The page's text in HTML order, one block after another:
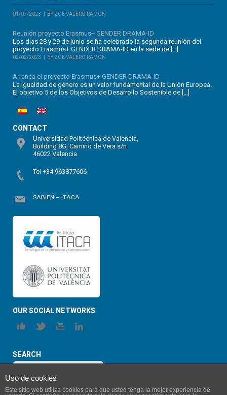
01/07/2023 BY ZOE VALERO RAMÓN
Reunión proyecto Erasmus+ GENDER DRAMA-ID
Los días 28 y 29 de junio se ha celebrado la segunda reunión del
proyecto Erasmus+ GENDER DRAMA-ID en la sede de […]
02/02/2023 BY ZOE VALERO RAMÓN
Arranca el proyecto Erasmus+ GENDER DRAMA-ID
La igualdad de género es un valor fundamental de la Unión Europea.
El objetivo 5 de los Objetivos de Desarrollo Sostenible de […]
CONTACT
Universidad Politécnica de Valencia,
Building 8G, Camino de Vera s/n
46022 Valencia
Tel +34 963877606
SABIEN – ITACA
OUR SOCIAL NETWORKS
SEARCH
Uso de cookies
Este sitio web utiliza cookies para que usted tenga la mejor experiencia de